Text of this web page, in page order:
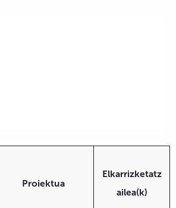
Proiektua
Elkarrizketatz
ailea(k)